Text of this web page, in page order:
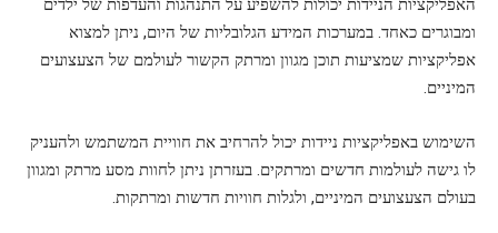
האפליקציות הניידות יכולות להשפיע על התנהגות והעדפות של ילדים
ומבוגרים כאחד. במערכות המידע הגלובליות של היום, ניתן למצוא
אפליקציות שמציעות תוכן מגוון ומרתק הקשור לעולמם של הצעצועים
המיניים.
השימוש באפליקציות ניידות יכול להרחיב את חוויית המשתמש ולהעניק
לו גישה לעולמות חדשים ומרתקים. בעזרתן ניתן לחוות מסע מרתק ומגוון
בעולם הצעצועים המיניים, ולגלות חוויות חדשות ומרתקות.